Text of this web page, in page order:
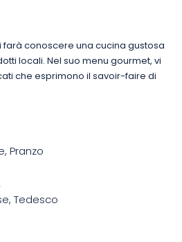
farà conoscere una cucina gustosa
locali.Nel suo menu gourmet, vi
che esprimono il savoir-faire di
epopea del gusto.
Restaurateur, selezionerà con cura
Pranzo
Tedesco